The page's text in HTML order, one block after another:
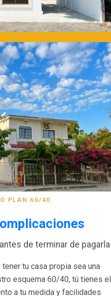
PLAN 60/40
de terminar de pagarla
tu casa propia sea una
esquema 60/40, tú tienes el
a tu medida y facilidades